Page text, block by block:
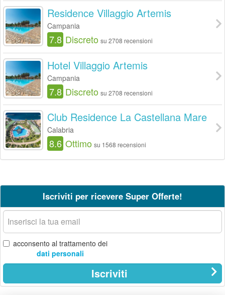
Residence Villaggio Artemis
Campania
7.8 Discreto su 2708 recensioni
Hotel Villaggio Artemis
Campania
7.8 Discreto su 2708 recensioni
Club Residence La Castellana Mare
Calabria
8.6 Ottimo su 1568 recensioni
Iscriviti per ricevere Super Offerte!
La
tua
email
acconsento al trattamento dei
dati personali
Iscriviti